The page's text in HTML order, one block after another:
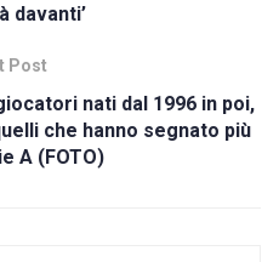
davanti’
Post
nati dal 1996 in poi,
che hanno segnato più
A (FOTO)